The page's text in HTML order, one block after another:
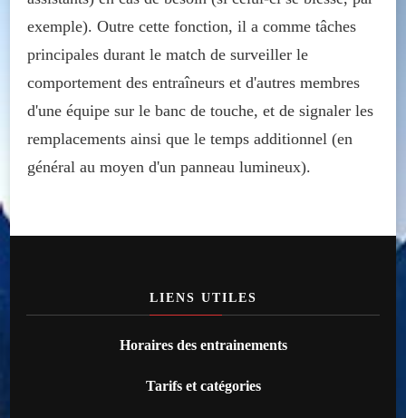
exemple). Outre cette fonction, il a comme tâches
principales durant le match de surveiller le
comportement des entraîneurs et d'autres membres
d'une équipe sur le banc de touche, et de signaler les
remplacements ainsi que le temps additionnel (en
général au moyen d'un panneau lumineux).
LIENS UTILES
Horaires des entrainements
Tarifs et catégories